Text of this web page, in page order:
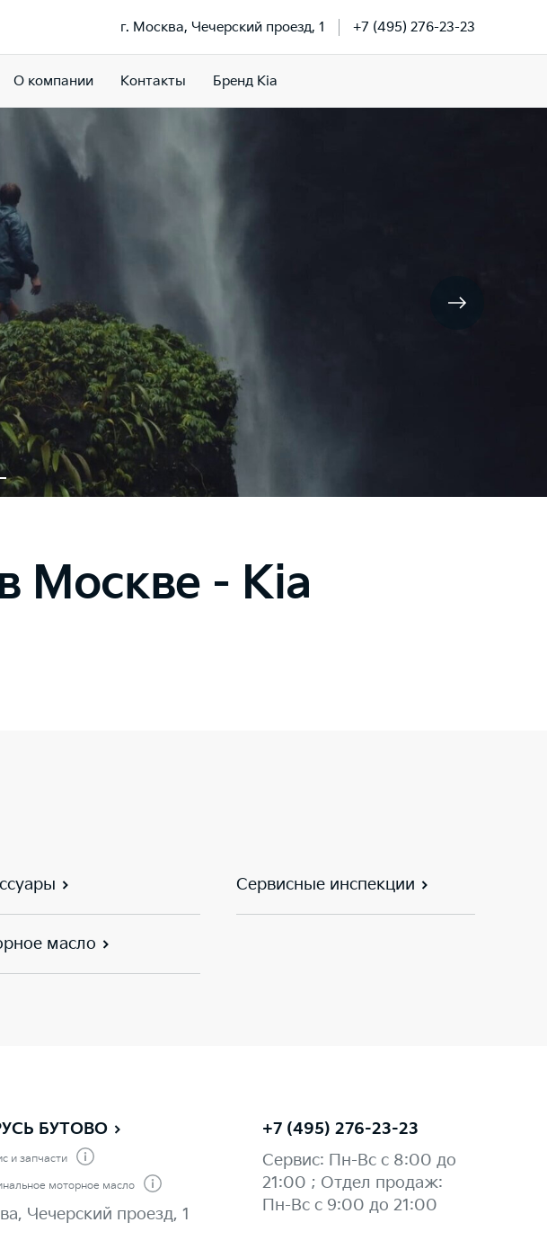
г. Москва, Чечерский проезд, 1 +7 (495) 276-23-23
О компании Контакты Бренд Kia
Москве - Kia
Сервисные инспекции
масло
БУТОВО
и запчасти
моторное масло
Чечерский проезд, 1
Сервис: Пн-Вс с 8:00 до
21:00 ; Отдел продаж:
Пн-Вс с 9:00 до 21:00
+7 (495) 276-23-23